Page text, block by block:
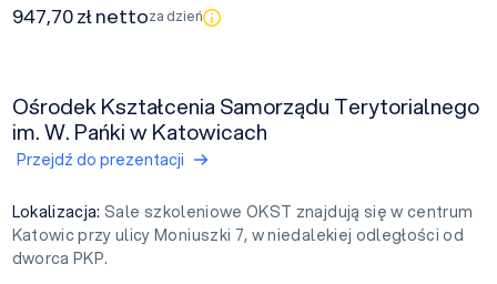
947,70 zł nettoza dzień
Ośrodek Kształcenia Samorządu Terytorialnego
im. W. Pańki w Katowicach
Przejdź do prezentacji
Lokalizacja:Sale szkoleniowe OKST znajdują się w centrum
Katowic przy ulicy Moniuszki 7, w niedalekiej odległości od
dworca PKP.